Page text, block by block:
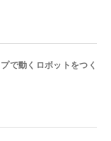
で動くロボットをつく